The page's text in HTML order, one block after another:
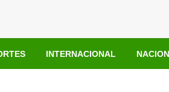
INTERNACIONAL